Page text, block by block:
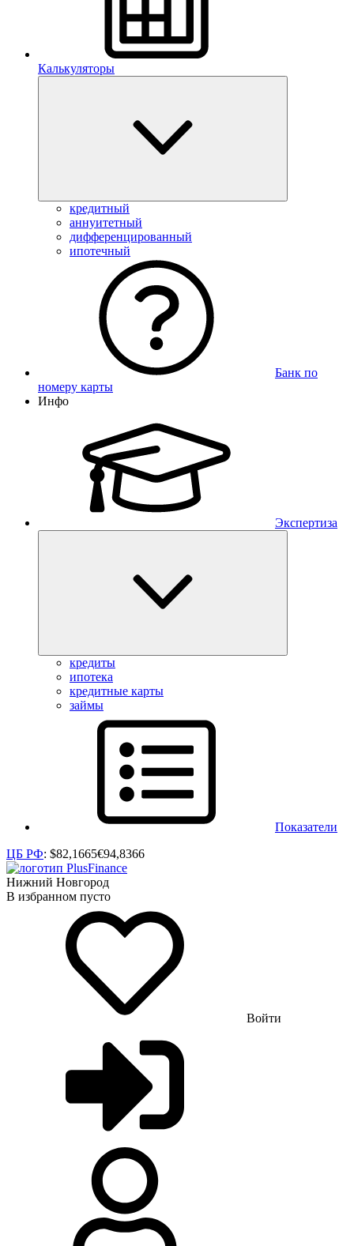
Калькуляторы
кредитный
аннуитетный
дифференцированный
ипотечный
Банк по
номеру карты
Инфо
Экспертиза
кредиты
ипотека
кредитные карты
займы
Показатели
ЦБ РФ: $82,1665€94,8366
Нижний Новгород
В избранном пусто
Войти